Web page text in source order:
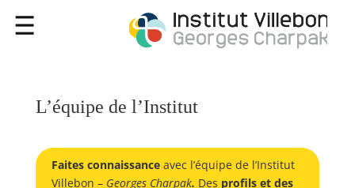
L’équipe de l’Institut
Faites connaissance avec l’équipe de l’Institut
Villebon – Georges Charpak. Des profils et des